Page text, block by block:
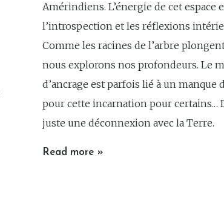
Amérindiens. L’énergie de cet espace
l’introspection et les réflexions
Comme les racines de l’arbre
nous explorons nos profondeurs. Le
d’ancrage est parfois lié à un manque
pour cette incarnation pour certains…
juste une déconnexion avec la Terre.
Read more »